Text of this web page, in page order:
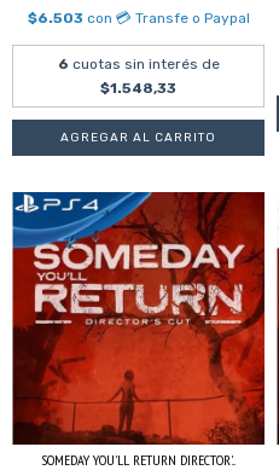
$6.503 con 💳 Transfe o Paypal
6 cuotas sin interés de
$1.548,33
SOMEDAY YOU'LL RETURN DIRECTOR'...